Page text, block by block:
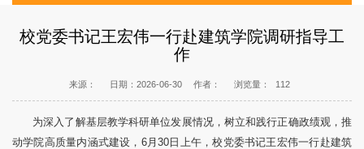
校党委书记王宏伟一行赴建筑学院调研指导工
作
来源： 日期：2026-06-30 作者： 浏览量： 112
为深入了解基层教学科研单位发展情况，树立和践行正确政绩观，推
动学院高质量内涵式建设，6月30日上午，校党委书记王宏伟一行赴建筑